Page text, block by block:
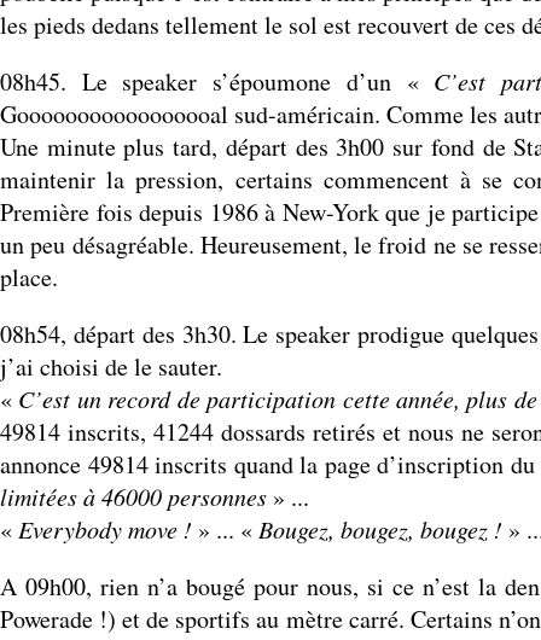
les pieds dedans tellement le sol est recouvert de ces
08h45. Le speaker s’époumone d’un « C’est
Gooooooooooooooooal sud-américain. Comme les
Une minute plus tard, départ des 3h00 sur fond de
maintenir la pression, certains commencent à se
Première fois depuis 1986 à New-York que je
un peu désagréable. Heureusement, le froid ne se
place.
08h54, départ des 3h30. Le speaker prodigue
j’ai choisi de le sauter.
« C’est un record de participation cette année, plus
49814 inscrits, 41244 dossards retirés et nous ne
annonce 49814 inscrits quand la page d’inscription
limitées à 46000 personnes » ...
« Everybody move ! » ... « Bougez, bougez, bougez ! »
A 09h00, rien n’a bougé pour nous, si ce n’est la
Powerade !) et de sportifs au mètre carré. Certains